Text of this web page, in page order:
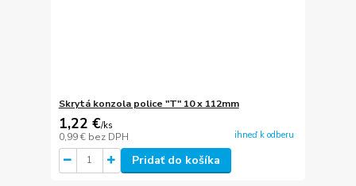
Skrytá konzola police "T" 10 x 112mm
1,22 €/ks
0,99 € bez DPH ihneď k odberu
Pridať do košíka